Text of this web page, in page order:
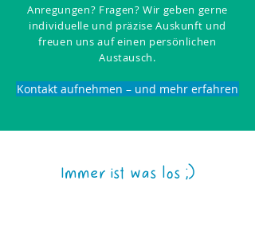
Anregungen? Fragen? Wir geben gerne
individuelle und präzise Auskunft und
freuen uns auf einen persönlichen
Austausch.
Kontakt aufnehmen – und mehr erfahren
Immer ist was los ;)